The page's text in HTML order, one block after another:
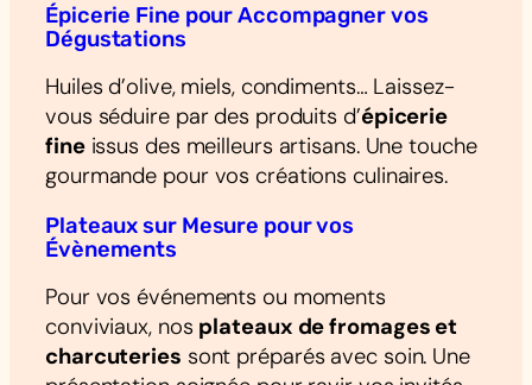
Épicerie Fine pour Accompagner vos
Dégustations
Huiles d’olive, miels, condiments… Laissez-
vous séduire par des produits d’épicerie
fineissus des meilleurs artisans. Une touche
gourmande pour vos créations culinaires.
Plateaux sur Mesure pour vos
Évènements
Pour vos événements ou moments
conviviaux, nos plateaux de fromages et
charcuteries sont préparés avec soin. Une